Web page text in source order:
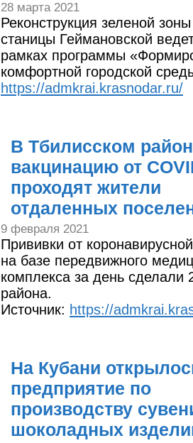
28 марта 2021
Реконструкция зеленой
станицы Геймановской
рамках программы
комфортной городской
https://admkrai.krasnodar.ru/
В Тбилисском
вакцинацию от
проходят жители
отдаленных
9 февраля 2021
Прививки от
на базе передвижного
комплекса за день сделали
района.
Источник: https://
На Кубани
предприятие по
производству
шоколадных